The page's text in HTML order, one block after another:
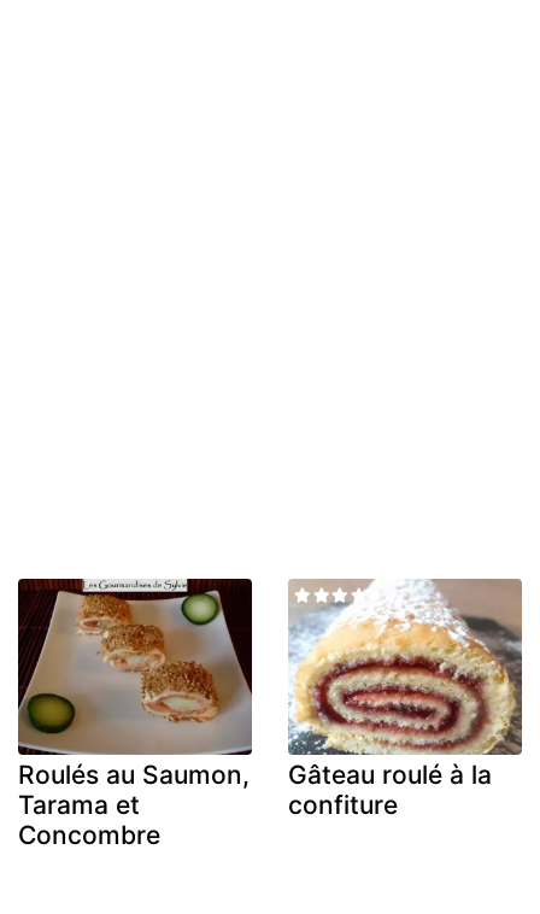
Roulés au Saumon,
Tarama et
Concombre
Gâteau roulé à la
confiture